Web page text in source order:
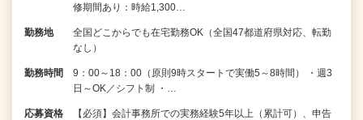
修期間あり：時給1,300…
勤務地
全国どこからでも在宅勤務OK（全国47都道府県対応、転勤
なし）
勤務時間
9：00～18：00（原則9時スタートで実働5～8時間） ・週3
日～OK／シフト制 ・…
応募資格
【必須】会計事務所での実務経験5年以上（累計可）、申告